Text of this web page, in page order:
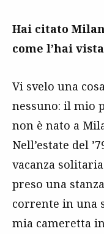
Hai citato
come l’hai
Vi svelo una
nessuno: il mio
non è nato a
Nell’estate del
vacanza
preso una
corrente in una
mia cameretta